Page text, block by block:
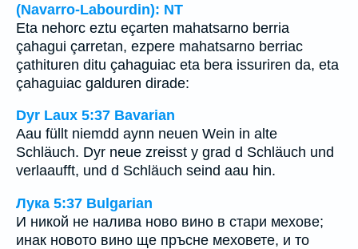
(Navarro-Labourdin): NT
Eta nehorc eztu eçarten mahatsarno berria
çahagui çarretan, ezpere mahatsarno berriac
çathituren ditu çahaguiac eta bera issuriren da, eta
çahaguiac galduren dirade:
Dyr Laux 5:37 Bavarian
Aau füllt niemdd aynn neuen Wein in alte
Schläuch. Dyr neue zreisst y grad d Schläuch und
verlaaufft, und d Schläuch seind aau hin.
Лука 5:37 Bulgarian
И никой не налива ново вино в стари мехове;
инак новото вино ще пръсне меховете, и то